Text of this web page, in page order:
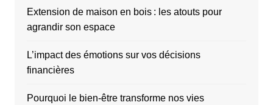
Extension de maison en bois : les atouts pour
agrandir son espace
L’impact des émotions sur vos décisions
financières
Pourquoi le bien-être transforme nos vies